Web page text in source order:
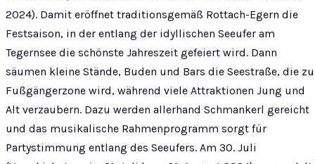
2024). Damit eröffnet traditionsgemäß Rottach-Egern die
Festsaison, in der entlang der idyllischen Seeufer am
Tegernsee die schönste Jahreszeit gefeiert wird. Dann
säumen kleine Stände, Buden und Bars die Seestraße, die
Fußgängerzone wird, während viele Attraktionen Jung und
Alt verzaubern. Dazu werden allerhand Schmankerl gereicht
und das musikalische Rahmenprogramm sorgt für
Partystimmung entlang des Seeufers. Am 30. Juli